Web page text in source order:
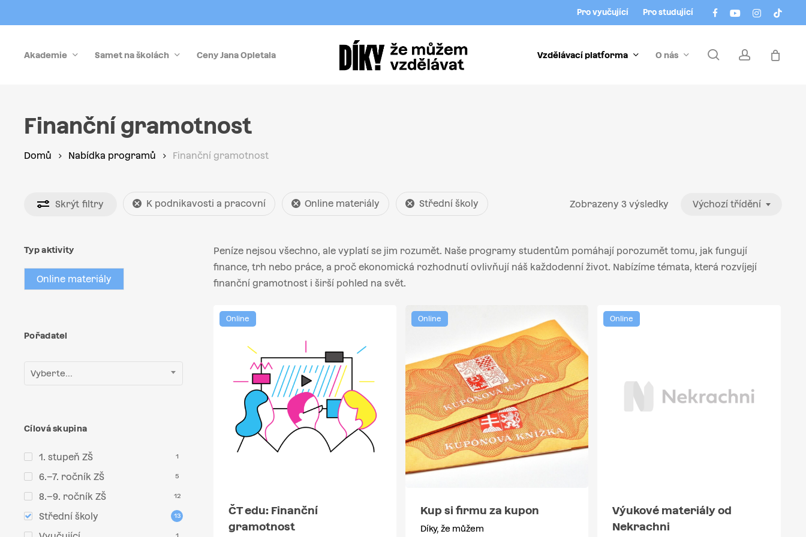
to
content
facebookyoutubeinstagram
tiktok
Pro vyučující Pro studující
Akademie Samet na školách Ceny Jana Opletala Vzdělávací platforma O nás searchaccount
Finanční gramotnost
Domů Nabídka programů Finanční gramotnost
Skrýt filtry K podnikavosti a pracovní Online materiály Střední školy Zobrazeny 3 výsledky Výchozí třídění
Typ aktivity
Online materiály
Pořadatel
Vyberte...
Cílová skupina
1. stupeň ZŠ 1
6.–7. ročník ZŠ 5
8.–9. ročník ZŠ 12
Střední školy 13
Peníze nejsou všechno, ale vyplatí se jim rozumět. Naše programy studentům pomáhají porozumět tomu, jak fungují
finance, trh nebo práce, a proč ekonomická rozhodnutí ovlivňují náš každodenní život. Nabízíme témata, která rozvíjejí
finanční gramotnost i širší pohled na svět.
Online
ČT edu: Finanční
gramotnost
Online
Kup si firmu za kupon
Díky, že můžem
Online
Výukové materiály od
Nekrachni
Menu